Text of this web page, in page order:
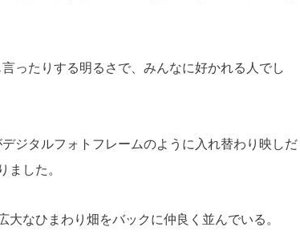
ったりする明るさで、みんなに好かれる人でし
ジタルフォトフレームのように入れ替わり映しだ
ました。
なひまわり畑をバックに仲良く並んでいる。